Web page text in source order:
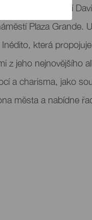
Festivities zahrají
Plaza Grande.
která
z jeho nejnovějšího
a charisma, jako
města a nabídne